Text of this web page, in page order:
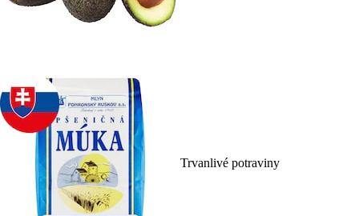
Trvanlivé potraviny